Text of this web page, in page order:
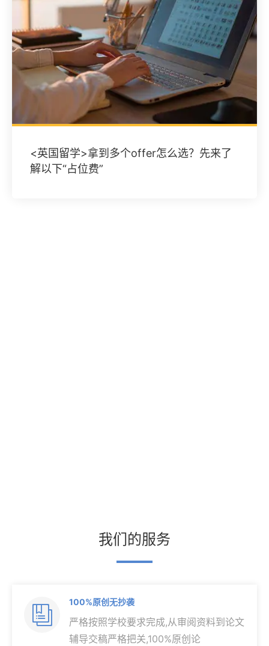
<英国留学>拿到多个offer怎么选？先来了
解以下“占位费”
我们的服务

100%原创无抄袭
严格按照学校要求完成,从审阅资料到论文
辅导交稿严格把关,100%原创论